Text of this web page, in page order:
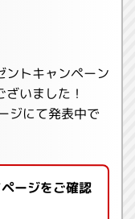
ントキャンペーン
いました！
ジにて発表中で
ージをご確認